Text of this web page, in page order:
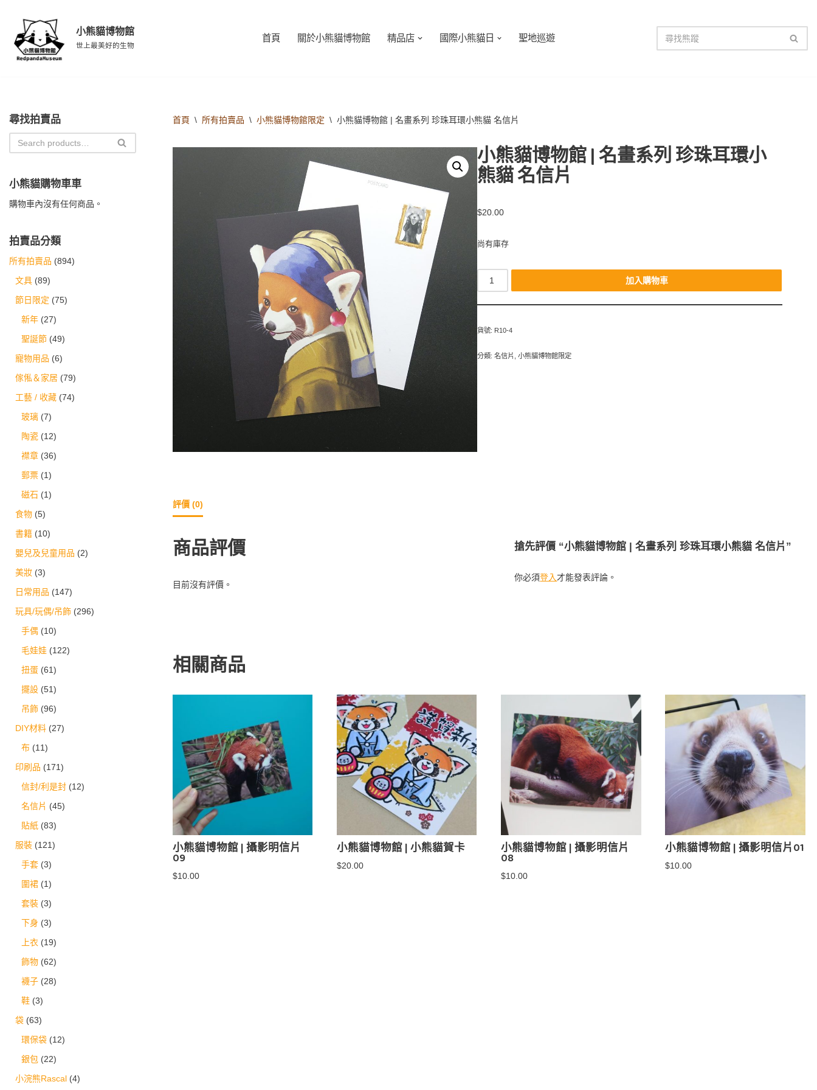
Skip
to
content
小熊貓博物館
世上最美好的生物
首頁 關於小熊貓博物館 精品店 國際小熊貓日 聖地巡遊
尋找拍賣品
小熊貓購物車車
購物車內沒有任何商品。
拍賣品分類
所有拍賣品 (894)
文具 (89)
節日限定 (75)
新年 (27)
聖誕節 (49)
寵物用品 (6)
傢俬＆家居 (79)
工藝 / 收藏 (74)
玻璃 (7)
陶瓷 (12)
襟章 (36)
郵票 (1)
磁石 (1)
食物 (5)
書籍 (10)
嬰兒及兒童用品 (2)
美妝 (3)
日常用品 (147)
玩具/玩偶/吊飾 (296)
手偶 (10)
毛娃娃 (122)
扭蛋 (61)
擺設 (51)
吊飾 (96)
DIY材料 (27)
布 (11)
印刷品 (171)
信封/利是封 (12)
名信片 (45)
貼紙 (83)
服裝 (121)
手套 (3)
圍裙 (1)
套裝 (3)
下身 (3)
上衣 (19)
飾物 (62)
襪子 (28)
鞋 (3)
袋 (63)
環保袋 (12)
銀包 (22)
小浣熊Rascal (4)
首頁 \ 所有拍賣品 \ 小熊貓博物館限定 \ 小熊貓博物館 | 名畫系列 珍珠耳環小熊貓 名信片
小熊貓博物館 | 名畫系列 珍珠耳環小
熊貓 名信片
$20.00
尚有庫存
加入購物車
貨號: R10-4
分類:名信片 ,小熊貓博物館限定
評價 (0)
商品評價
目前沒有評價。
搶先評價 “小熊貓博物館 | 名畫系列 珍珠耳環小熊貓 名信片”
你必須登入才能發表評論。
相關商品
小熊貓博物館 | 攝影明信片
09
$10.00
小熊貓博物館 | 小熊貓賀卡
$20.00
小熊貓博物館 | 攝影明信片
08
$10.00
小熊貓博物館 | 攝影明信片01
$10.00